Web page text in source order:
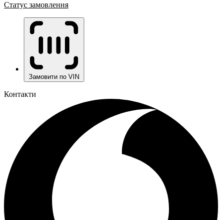
Статус замовлення
Замовити по VIN
Контакти